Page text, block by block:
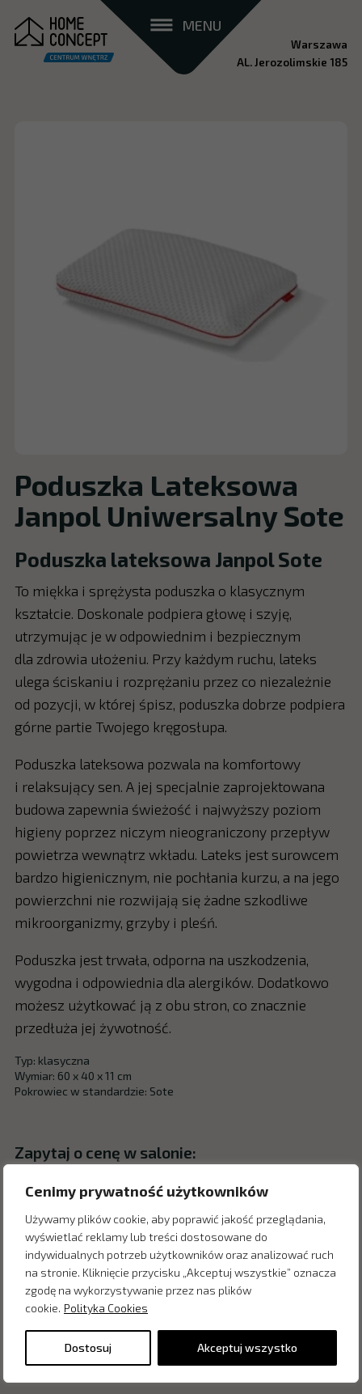
Cenimy prywatność użytkowników
Używamy plików cookie, aby poprawić jakość przeglądania,
wyświetlać reklamy lub treści dostosowane do
indywidualnych potrzeb użytkowników oraz analizować ruch
na stronie. Kliknięcie przycisku „Akceptuj wszystkie” oznacza
zgodę na wykorzystywanie przez nas plików
cookie. Polityka Cookies
Dostosuj Akceptuj wszystko
MENU
Warszawa
AL. Jerozolimskie 185
Poduszka Lateksowa
Janpol Uniwersalny Sote
Poduszka lateksowa Janpol Sote
To miękka i sprężysta poduszka o klasycznym
kształcie. Doskonale podpiera głowę i szyję,
utrzymując je w odpowiednim i bezpiecznym
dla zdrowia ułożeniu. Przy każdym ruchu, lateks
ulega ściskaniu i rozprężaniu przez co niezależnie
od pozycji, w której śpisz, poduszka dobrze podpiera
górne partie Twojego kręgosłupa.
Poduszka lateksowa pozwala na komfortowy
i relaksujący sen. A jej specjalnie zaprojektowana
budowa zapewnia świeżość i najwyższy poziom
higieny poprzez niczym nieograniczony przepływ
powietrza wewnątrz wkładu. Lateks jest surowcem
bardzo higienicznym, nie pochłania kurzu, a na jego
powierzchni nie rozwijają się żadne szkodliwe
mikroorganizmy, grzyby i pleśń.
Poduszka jest trwała, odporna na uszkodzenia,
wygodna i odpowiednia dla alergików. Dodatkowo
możesz użytkować ją z obu stron, co znacznie
przedłuża jej żywotność.
Typ: klasyczna
Wymiar: 60 x 40 x 11 cm
Pokrowiec w standardzie: Sote
Zapytaj o cenę w salonie: